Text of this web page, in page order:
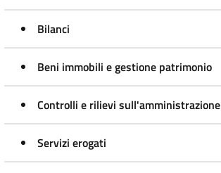
Bilanci
Beni immobili e gestione patrimonio
Controlli e rilievi sull'amministrazione
Servizi erogati